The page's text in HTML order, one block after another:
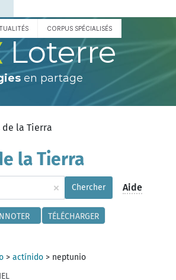
CORPUS SPÉCIALISÉS
Loterre
en partage
de la Tierra
la Tierra
× Chercher Aide
TÉLÉCHARGER
>actínido > neptunio